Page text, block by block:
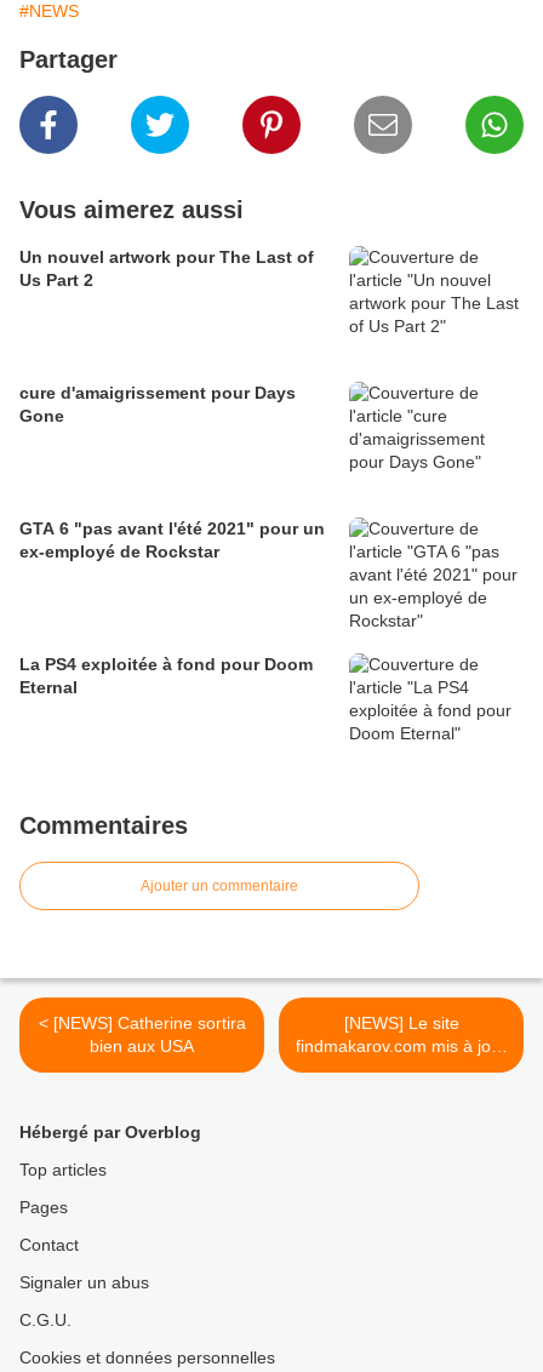
#NEWS
Partager
Vous aimerez aussi
Un nouvel artwork pour The Last of
Us Part 2
cure d'amaigrissement pour Days
Gone
GTA 6 "pas avant l'été 2021" pour un
ex-employé de Rockstar
La PS4 exploitée à fond pour Doom
Eternal
Commentaires
Ajouter un commentaire
< [NEWS] Catherine sortira
bien aux USA
[NEWS] Le site
findmakarov.com mis à jour
>
Hébergé par Overblog
Top articles
Pages
Contact
Signaler un abus
C.G.U.
Cookies et données personnelles